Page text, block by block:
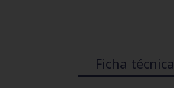
Ficha técnica